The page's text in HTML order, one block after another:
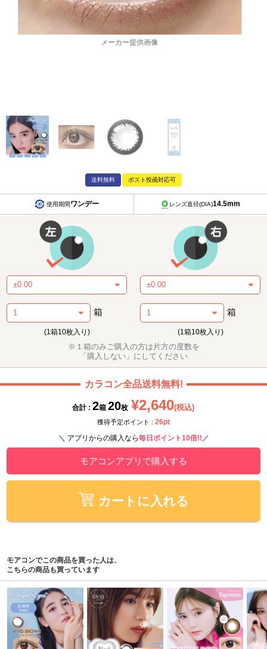
送料無料 ポスト投函対応可
使用期間ワンデー レンズ直径(DIA)14.5mm
箱
(1箱10枚入り)
箱
(1箱10枚入り)
※１箱のみご購入の方は片方の度数を
「購入しない」にしてください
カラコン全品送料無料!
合計 : 2箱 20枚 ¥2,640(税込)
獲得予定ポイント : 26pt
＼ アプリからの購入なら毎日ポイント10倍!! ／
モアコンアプリで購入する
カートに入れる
モアコンでこの商品を買った人は、
こちらの商品も買っています